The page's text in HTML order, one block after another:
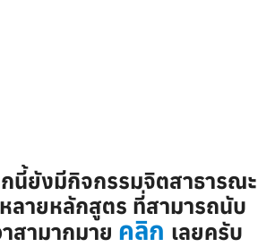
นี้ยังมีกิจกรรมจิตสาธารณะ
ลายหลักสูตร ที่สามารถนับ
สามากมาย คลิก เลยครับ